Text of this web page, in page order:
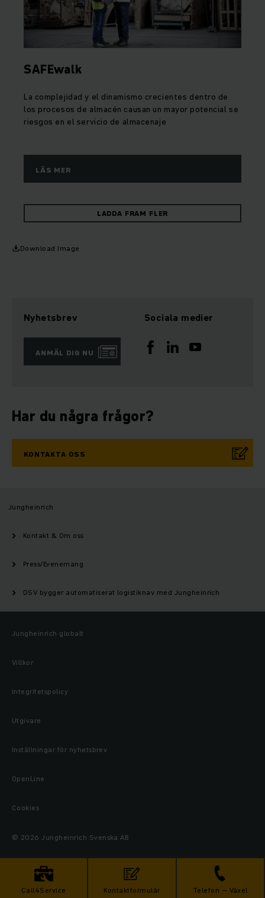
Call4Service Kontaktformulär Telefon – Växel
SAFEwalk
La complejidad y el dinamismo crecientes dentro de
los procesos de almacén causan un mayor potencial se
riesgos en el servicio de almacenaje
LÄS MER
LADDA FRAM FLER
Download Image
Nyhetsbrev
ANMÄL DIG NU
Sociala medier
Har du några frågor?
KONTAKTA OSS
Jungheinrich
Kontakt & Om oss
Press/Evenemang
DSV bygger automatiserat logistiknav med Jungheinrich
Jungheinrich globalt
Villkor
Integritetspolicy
Utgivare
Inställningar för nyhetsbrev
OpenLine
Cookies
© 2026 Jungheinrich Svenska AB